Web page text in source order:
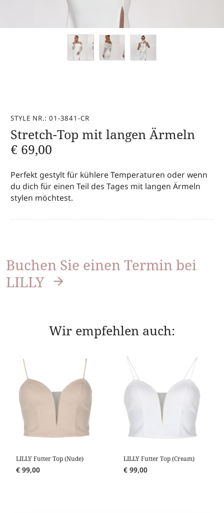
STYLE NR.: 01-3841-CR
Stretch-Top mit langen Ärmeln
€ 69,00
Perfekt gestylt für kühlere Temperaturen oder wenn
du dich für einen Teil des Tages mit langen Ärmeln
stylen möchtest.
Buchen Sie einen Termin bei
LILLY
Wir empfehlen auch:
LILLY Futter Top (Nude)
€ 99,00
LILLY Futter Top (Cream)
€ 99,00